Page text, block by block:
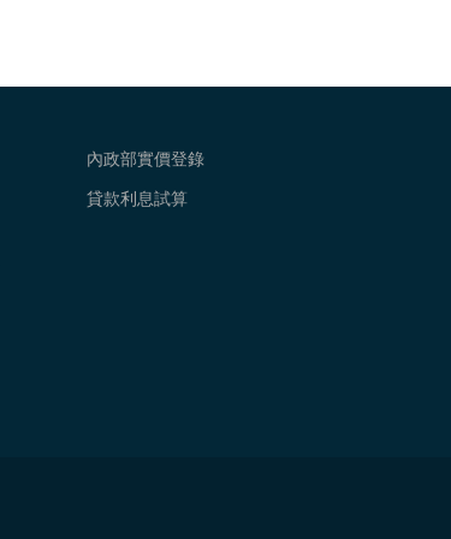
內政部實價登錄
貸款利息試算